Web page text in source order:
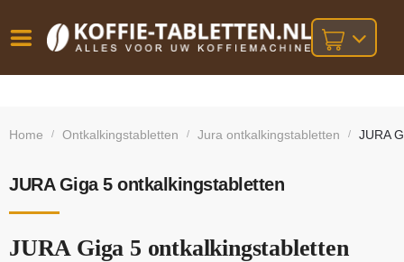
besteld,
bij orders
Home / Ontkalkingstabletten / Jura ontkalkingstabletten / JURA
JURA Giga 5 ontkalkingstabletten
JURA Giga 5 ontkalkingstabletten